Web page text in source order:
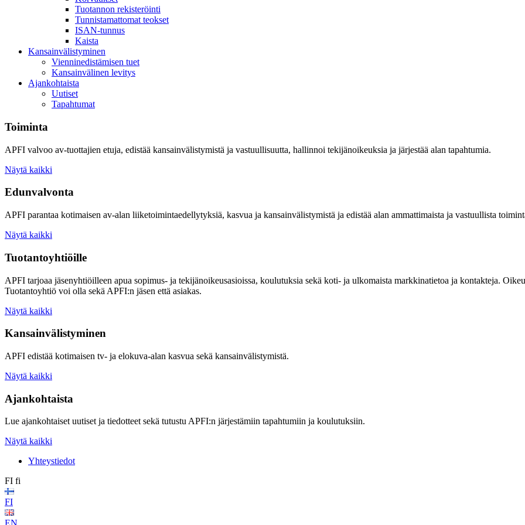
Tuotannon rekisteröinti
Tunnistamattomat teokset
ISAN-tunnus
Kaista
Kansainvälistyminen
Vienninedistämisen tuet
Kansainvälinen levitys
Ajankohtaista
Uutiset
Tapahtumat
Toiminta
APFI valvoo av-tuottajien etuja, edistää kansainvälistymistä ja vastuullisuutta, hallinnoi tekijänoikeuksia ja järjestää alan tapahtumia.
Näytä kaikki
Edunvalvonta
APFI parantaa kotimaisen av-alan liiketoimintaedellytyksiä, kasvua ja kansainvälistymistä ja edistää alan ammattimaista ja vastuullista
Näytä kaikki
Tuotantoyhtiöille
APFI tarjoaa jäsenyhtiöilleen apua sopimus- ja tekijänoikeusasioissa, koulutuksia sekä koti- ja ulkomaista markkinatietoa ja kontakteja.
Tuotantoyhtiö voi olla sekä APFI:n jäsen että asiakas.
Näytä kaikki
Kansainvälistyminen
APFI edistää kotimaisen tv- ja elokuva-alan kasvua sekä kansainvälistymistä.
Näytä kaikki
Ajankohtaista
Lue ajankohtaiset uutiset ja tiedotteet sekä tutustu APFI:n järjestämiin tapahtumiin ja koulutuksiin.
Näytä kaikki
Yhteystiedot
FI fi
FI